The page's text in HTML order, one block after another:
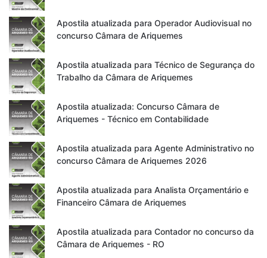
Apostila atualizada para Operador Audiovisual no
concurso Câmara de Ariquemes
Apostila atualizada para Técnico de Segurança do
Trabalho da Câmara de Ariquemes
Apostila atualizada: Concurso Câmara de
Ariquemes - Técnico em Contabilidade
Apostila atualizada para Agente Administrativo no
concurso Câmara de Ariquemes 2026
Apostila atualizada para Analista Orçamentário e
Financeiro Câmara de Ariquemes
Apostila atualizada para Contador no concurso da
Câmara de Ariquemes - RO